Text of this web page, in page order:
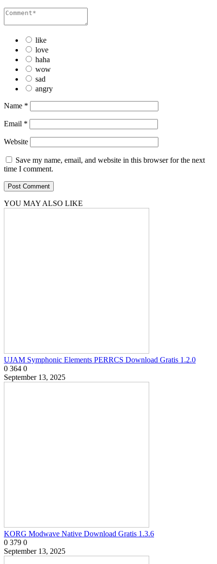
like
love
haha
wow
sad
angry
Name *
Email *
Website
Save my name, email, and website in this browser for the next
time I comment.
YOU MAY ALSO LIKE
UJAM Symphonic Elements PERRCS Download Gratis 1.2.0
0 364 0
September 13, 2025
KORG Modwave Native Download Gratis 1.3.6
0 379 0
September 13, 2025